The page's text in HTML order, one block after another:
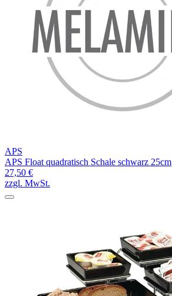
APS
APS Float quadratisch Schale schwarz 25cm
27,50 €
zzgl. MwSt.